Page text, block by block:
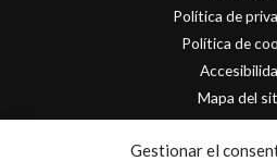
Gestionar el
Política de
Política de
Mapa del